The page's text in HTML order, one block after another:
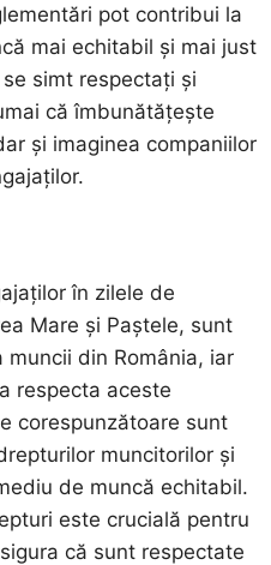
pot contribui la
mai echitabil și mai just
simt respectați și
că îmbunătățește
și imaginea companiilor
în zilele de
Mare și Paștele, sunt
din România, iar
respecta aceste
corespunzătoare sunt
muncitorilor și
de muncă echitabil.
este crucială pentru
că sunt respectate